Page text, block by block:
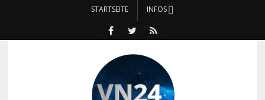
STARTSEITE INFOS